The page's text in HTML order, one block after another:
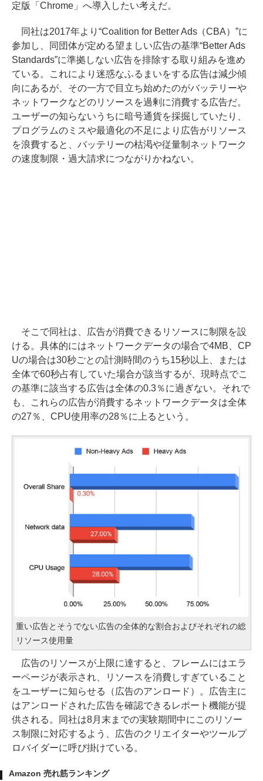
定版「Chrome」へ導入したい考えだ。
同社は2017年より“Coalition for Better Ads（CBA）”に
参加し、同団体が定める望ましい広告の基準“Better Ads
Standards”に準拠しない広告を排除する取り組みを進め
ている。これにより迷惑なふるまいをする広告は減少傾
向にあるが、その一方で目立ち始めたのがバッテリーや
ネットワークなどのリソースを過剰に消費する広告だ。
ユーザーの知らないうちに暗号通貨を採掘していたり、
プログラムのミスや最適化の不足により広告がリソース
を浪費すると、バッテリーの枯渇や従量制ネットワーク
の速度制限・過大請求につながりかねない。
そこで同社は、広告が消費できるリソースに制限を設
ける。具体的にはネットワークデータの場合で4MB、CP
Uの場合は30秒ごとの計測時間のうち15秒以上、または
全体で60秒占有していた場合が該当するが、現時点でこ
の基準に該当する広告は全体の0.3％に過ぎない。それで
も、これらの広告が消費するネットワークデータは全体
の27％、CPU使用率の28％に上るという。
重い広告とそうでない広告の全体的な割合およびそれぞれの総
リソース使用量
広告のリソースが上限に達すると、フレームにはエラ
ーページが表示され、リソースを消費しすぎていること
をユーザーに知らせる（広告のアンロード）。広告主に
はアンロードされた広告を確認できるレポート機能が提
供される。同社は8月末までの実験期間中にこのリソー
ス制限に対応するよう、広告のクリエイターやツールプ
ロバイダーに呼び掛けている。
Amazon 売れ筋ランキング